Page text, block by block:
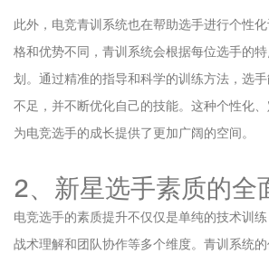
此外，电竞青训系统也在帮助选手进行个性
格和优势不同，青训系统会根据每位选手的
划。通过精准的指导和科学的训练方法，选
不足，并不断优化自己的技能。这种个性化、
为电竞选手的成长提供了更加广阔的空间。
2、新星选手素质的全
电竞选手的素质提升不仅仅是单纯的技术训练
战术理解和团队协作等多个维度。青训系统